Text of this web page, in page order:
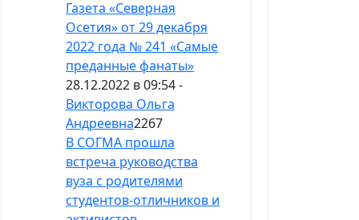
Газета «Северная
Осетия» от 29 декабря
2022 года № 241 «Самые
преданные фанаты»
28.12.2022 в 09:54 -
Викторова Ольга
Андреевна2267
В СОГМА прошла
встреча руководства
вуза с родителями
студентов-отличников и